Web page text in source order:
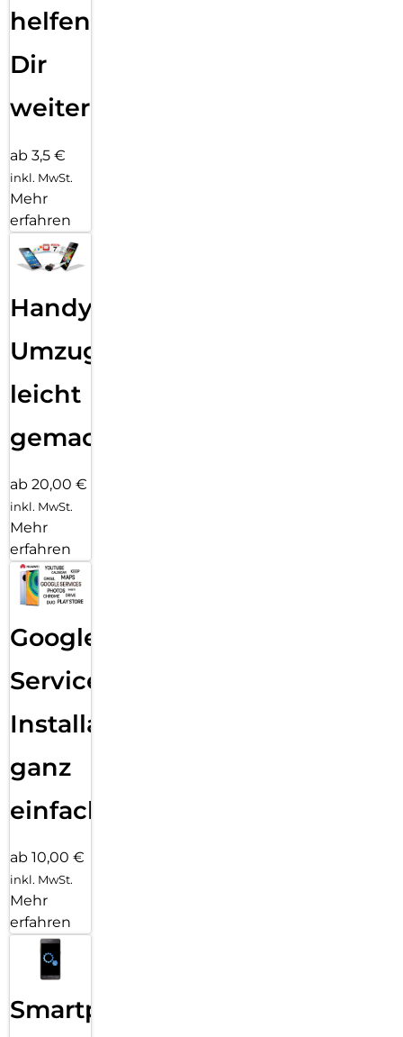
helfen
Dir
weiter
ab 3,5 €
inkl. MwSt.
Mehr
erfahren
Handy
Umzug
leicht
gemacht!
ab 20,00 €
inkl. MwSt.
Mehr
erfahren
Google
Services
Installation
ganz
einfach
ab 10,00 €
inkl. MwSt.
Mehr
erfahren
Smartphone